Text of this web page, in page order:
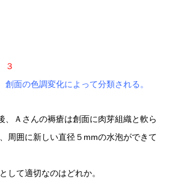
３
面の色調変化によって分類される。
Ａさんの褥瘡は創面に肉芽組織と軟ら
周囲に新しい直径５mmの水泡ができて
して適切なのはどれか。